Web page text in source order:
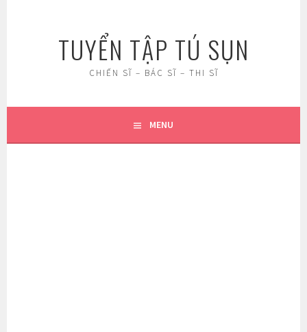
TUYỂN TẬP TÚ SỤN
CHIẾN SĨ – BÁC SĨ – THI SĨ
MENU